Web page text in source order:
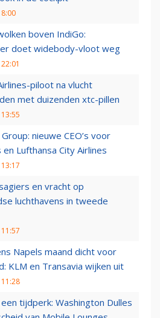
boven IndiGo:
doet widebody-vloot weg
piloot na vlucht
met duizenden xtc-pillen
nieuwe CEO’s voor
en Lufthansa City Airlines
en vracht op
luchthavens in tweede
Napels maand dicht voor
KLM en Transavia wijken uit
tijdperk: Washington Dulles